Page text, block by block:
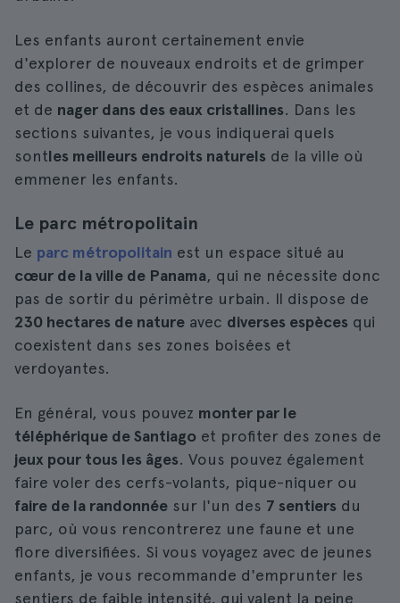
Les enfants auront certainement envie
d'explorer de nouveaux endroits et de grimper
des collines, de découvrir des espèces animales
et de nager dans des eaux cristallines. Dans les
sections suivantes, je vous indiquerai quels
sontles meilleurs endroits naturels de la ville où
emmener les enfants.
Le parc métropolitain
Le parc métropolitain est un espace situé au
cœur de la ville de Panama, qui ne nécessite donc
pas de sortir du périmètre urbain. Il dispose de
230 hectares de nature avec diverses espèces qui
coexistent dans ses zones boisées et
verdoyantes.
En général, vous pouvez monter par le
téléphérique de Santiago et profiter des zones de
jeux pour tous les âges. Vous pouvez également
faire voler des cerfs-volants, pique-niquer ou
faire de la randonnée sur l'un des 7 sentiers du
parc, où vous rencontrerez une faune et une
flore diversifiées. Si vous voyagez avec de jeunes
enfants, je vous recommande d'emprunter les
sentiers de faible intensité, qui valent la peine